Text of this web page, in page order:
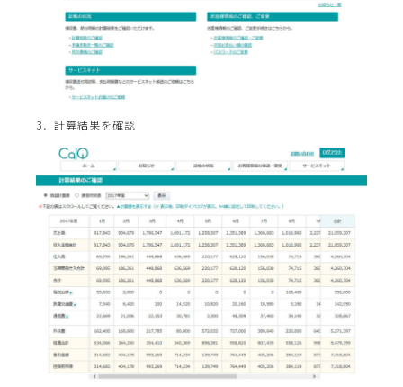
3．計算結果を確認